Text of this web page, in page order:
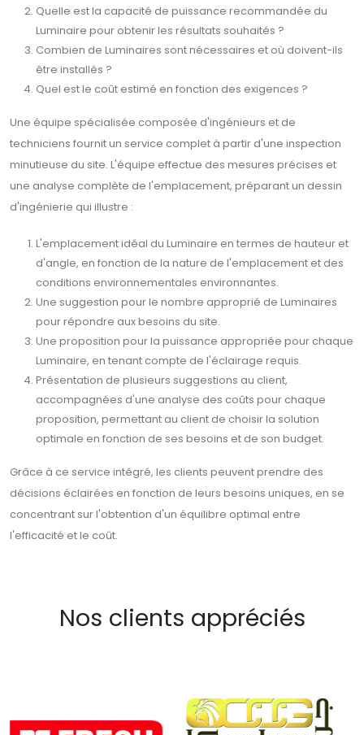
Quelle est la capacité de puissance recommandée du
Luminaire pour obtenir les résultats souhaités ?
Combien de Luminaires sont nécessaires et où doivent-ils
être installés ?
Quel est le coût estimé en fonction des exigences ?
Une équipe spécialisée composée d'ingénieurs et de
techniciens fournit un service complet à partir d'une inspection
minutieuse du site. L'équipe effectue des mesures précises et
une analyse complète de l'emplacement, préparant un dessin
d'ingénierie qui illustre :
L'emplacement idéal du Luminaire en termes de hauteur et
d'angle, en fonction de la nature de l'emplacement et des
conditions environnementales environnantes.
Une suggestion pour le nombre approprié de Luminaires
pour répondre aux besoins du site.
Une proposition pour la puissance appropriée pour chaque
Luminaire, en tenant compte de l'éclairage requis.
Présentation de plusieurs suggestions au client,
accompagnées d'une analyse des coûts pour chaque
proposition, permettant au client de choisir la solution
optimale en fonction de ses besoins et de son budget.
Grâce à ce service intégré, les clients peuvent prendre des
décisions éclairées en fonction de leurs besoins uniques, en se
concentrant sur l'obtention d'un équilibre optimal entre
l'efficacité et le coût.
Nos clients appréciés